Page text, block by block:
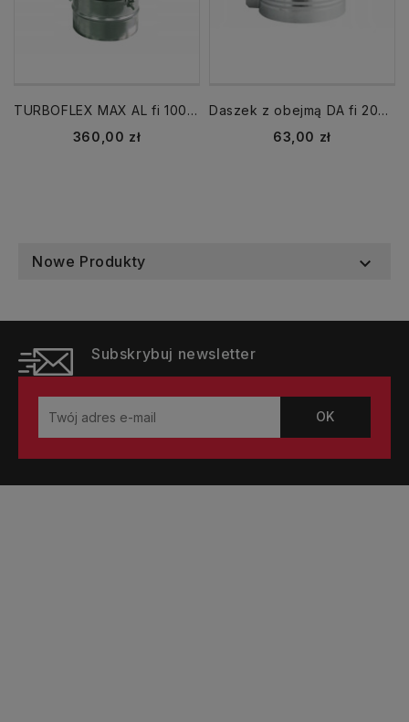
TURBOFLEX MAX AL fi 100 mm obrotowa nasada obrotowa strażak
Cena
360,00 zł
Daszek z obejmą DA fi 200 mm grzybek parasol nasada na komin
Cena
63,00 zł
Nowe Produkty 
Subskrybuj newsletter